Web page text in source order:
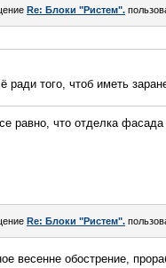
Re: Блоки "Ристем".
ради того, чтоб иметь
равно, что отделка
Re: Блоки "Ристем".
весенне обострение,